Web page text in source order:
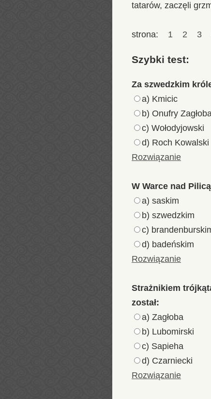
tatarów, zaczęli
strona: 1 2 3
Szybki test:
Za szwedzkim
a) Kmicic
b) Onufry
c) Wołodyjowski
d) Roch Kowalski
Rozwiązanie
W Warce nad
a) saskim
b) szwedzkim
c)
d) badeńskim
Rozwiązanie
Strażnikiem
został:
a) Zagłoba
b) Lubomirski
c) Sapieha
d) Czarniecki
Rozwiązanie